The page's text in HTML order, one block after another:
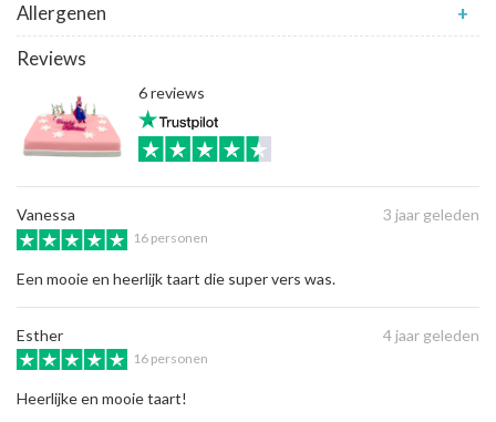
Allergenen
+
Reviews
6 reviews
Vanessa 3 jaar geleden
16 personen
Een mooie en heerlijk taart die super vers was.
Esther 4 jaar geleden
16 personen
Heerlijke en mooie taart!